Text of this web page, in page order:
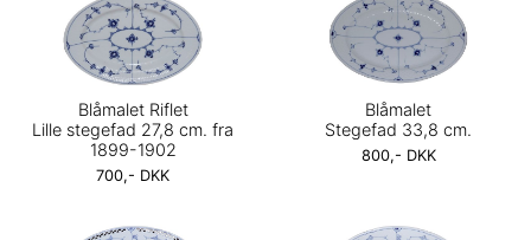
Blåmalet Riflet
Lille stegefad 27,8 cm. fra
1899-1902
700,- DKK
Blåmalet
Stegefad 33,8 cm.
800,- DKK